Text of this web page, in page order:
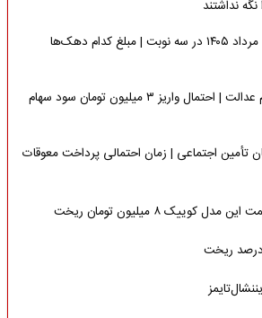
نگه نداشتند
شارژ کالابرگ الکترونیکی مرداد ۱۴۰۵ در سه نوبت | مبلغ کدام دهک‌ها
غافلگیری دارندگان سهام عدالت | احتمال واریز ۳ میلیون تومان سود سهام
تأمین اجتماعی | زمان احتمالی پرداخت معوقات
۸ میلیون تومان ریخت